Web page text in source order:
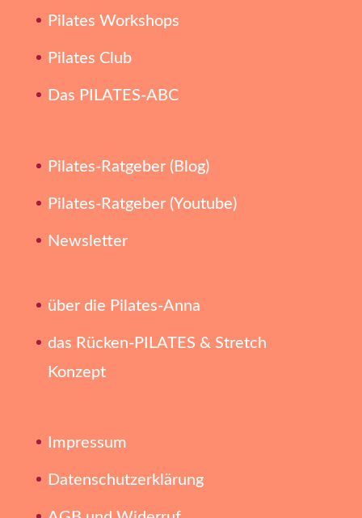
Pilates Workshops
Pilates Club
Das PILATES-ABC
Pilates-Ratgeber (Blog)
Pilates-Ratgeber (Youtube)
Newsletter
über die Pilates-Anna
das Rücken-PILATES & Stretch
Konzept
Impressum
Datenschutzerklärung